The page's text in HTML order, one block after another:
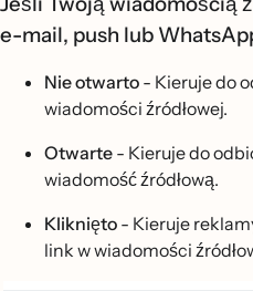
e-mail, push lub
Nie otwarto - Kieruje do
wiadomości źródłowej.
Otwarte - Kieruje do
wiadomość źródłową.
Kliknięto - Kieruje
link w wiadomości